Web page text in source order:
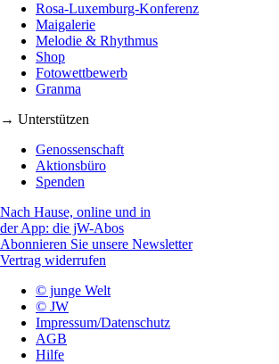
Rosa-Luxemburg-Konferenz
Maigalerie
Melodie & Rhythmus
Shop
Fotowettbewerb
Granma
→ Unterstützen
Genossenschaft
Aktionsbüro
Spenden
Nach Hause, online und in
der App: die jW-Abos
Abonnieren Sie unsere Newsletter
Vertrag widerrufen
© junge Welt
© JW
Impressum/Datenschutz
AGB
Hilfe